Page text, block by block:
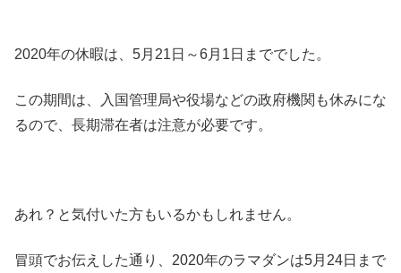
2020年の休暇は、5月21日～6月1日まででした。
この期間は、入国管理局や役場などの政府機関も休みにな
るので、長期滞在者は注意が必要です。
あれ？と気付いた方もいるかもしれません。
冒頭でお伝えした通り、2020年のラマダンは5月24日まで